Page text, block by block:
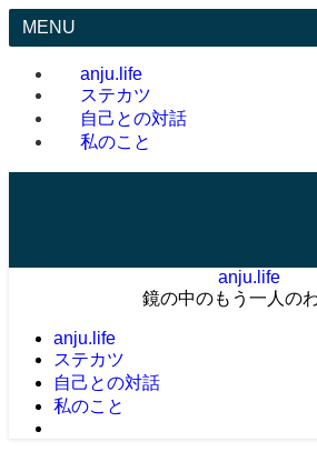
MENU
anju.life
ステカツ
自己との対話
私のこと
anju.life
鏡の中のもう一人の
anju.life
ステカツ
自己との対話
私のこと